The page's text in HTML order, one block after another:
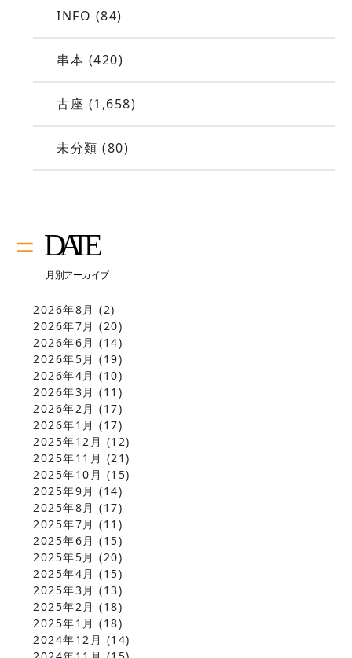
INFO (84)
串本 (420)
古座 (1,658)
未分類 (80)
2026年8月 (2)
2026年7月 (20)
2026年6月 (14)
2026年5月 (19)
2026年4月 (10)
2026年3月 (11)
2026年2月 (17)
2026年1月 (17)
2025年12月 (12)
2025年11月 (21)
2025年10月 (15)
2025年9月 (14)
2025年8月 (17)
2025年7月 (11)
2025年6月 (15)
2025年5月 (20)
2025年4月 (15)
2025年3月 (13)
2025年2月 (18)
2025年1月 (18)
2024年12月 (14)